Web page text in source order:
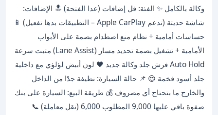
وكالة بالكامل ✨ الفئة: فل إضافات (عدا الفتحة) 🔝 الإضافات:
شاشة حديثة (تدعم Apple CarPlay – التطبيقات بدها تفعيل) 📱
حساسات أمامية + نظام منع اصطدام بصمة على الأبواب
الأمامية + تشغيل بصمة تحديد مسار (Lane Assist) مثبت سرعة
Auto Hold فرش جلد وكالة جديد 🖤 لون أبيض لؤلؤي مع داخلية
جلد أسود فخمة 😍 📌 حالة السيارة: نظيفة جدًا من الداخل
والخارج ما بتحتاج أي مصروف 💰 طريقة البيع: السيارة على بنك
صفوة باقي عليها 9,000 المطلوب 6,000 (نقل معاملة) 📞